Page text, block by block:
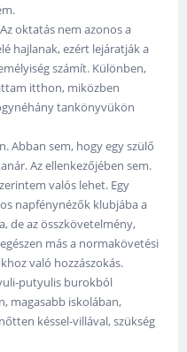
oktatás nem azonos a
hajlanak, ezért lejáratják a
számít. Különben,
itthon, miközben
tankönyvükön
Abban sem, hogy egy szülő
Az ellenkezőjében sem.
valós lehet. Egy
napfénynézők klubjába a
de az összkövetelmény,
más a normakövetési
való hozzászokás.
putyulis burokból
magasabb iskolában,
késsel-villával, szükség